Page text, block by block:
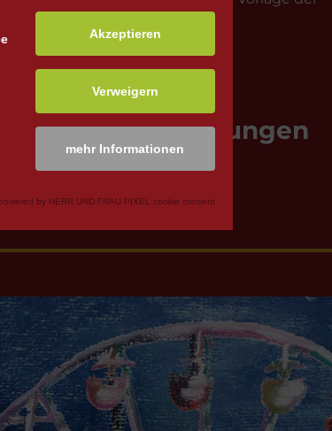
in Höhe von 1 €.
Buchungen
Akzeptieren
Verweigern
mehr Informationen
powered by HERR UND FRAU PIXEL cookie consent